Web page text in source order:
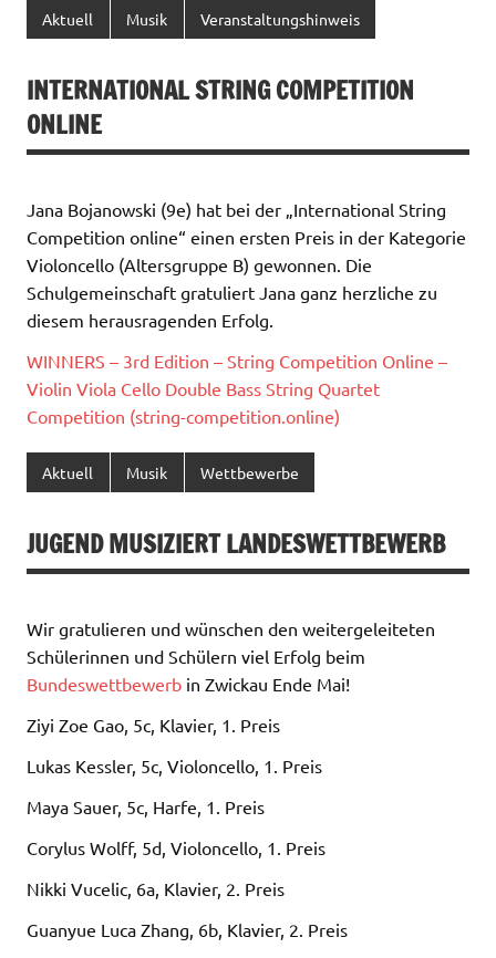
Aktuell Musik Veranstaltungshinweis
INTERNATIONAL STRING COMPETITION
ONLINE
Jana Bojanowski (9e) hat bei der „International String
Competition online“ einen ersten Preis in der Kategorie
Violoncello (Altersgruppe B) gewonnen. Die
Schulgemeinschaft gratuliert Jana ganz herzliche zu
diesem herausragenden Erfolg.
WINNERS – 3rd Edition – String Competition Online –
Violin Viola Cello Double Bass String Quartet
Competition (string-competition.online)
Aktuell Musik Wettbewerbe
JUGEND MUSIZIERT LANDESWETTBEWERB
Wir gratulieren und wünschen den weitergeleiteten
Schülerinnen und Schülern viel Erfolg beim
Bundeswettbewerb in Zwickau Ende Mai!
Ziyi Zoe Gao, 5c, Klavier, 1. Preis
Lukas Kessler, 5c, Violoncello, 1. Preis
Maya Sauer, 5c, Harfe, 1. Preis
Corylus Wolff, 5d, Violoncello, 1. Preis
Nikki Vucelic, 6a, Klavier, 2. Preis
Guanyue Luca Zhang, 6b, Klavier, 2. Preis